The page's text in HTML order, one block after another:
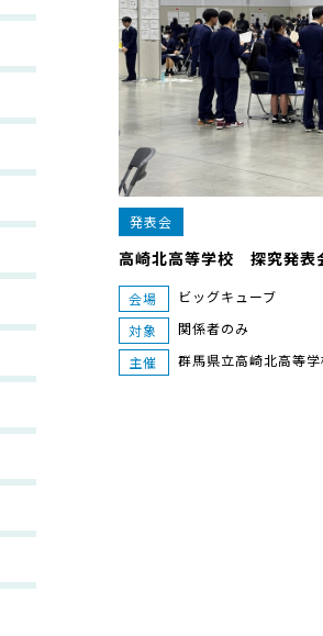
発表会
高崎北高等学校 探究発表
会場
ビッグキューブ
対象
関係者のみ
主催
群馬県立高崎北高等学